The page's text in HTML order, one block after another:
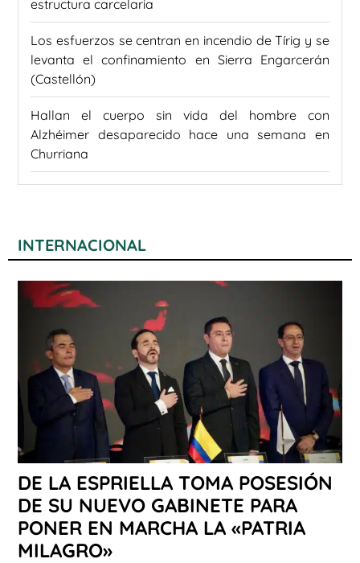
estructura carcelaria
Los esfuerzos se centran en incendio de Tírig y se
levanta el confinamiento en Sierra Engarcerán
(Castellón)
Hallan el cuerpo sin vida del hombre con
Alzhéimer desaparecido hace una semana en
Churriana
INTERNACIONAL
DE LA ESPRIELLA TOMA POSESIÓN
DE SU NUEVO GABINETE PARA
PONER EN MARCHA LA «PATRIA
MILAGRO»